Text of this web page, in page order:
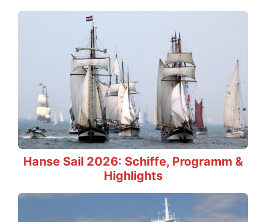
Hanse Sail 2026: Schiffe, Programm &
Highlights